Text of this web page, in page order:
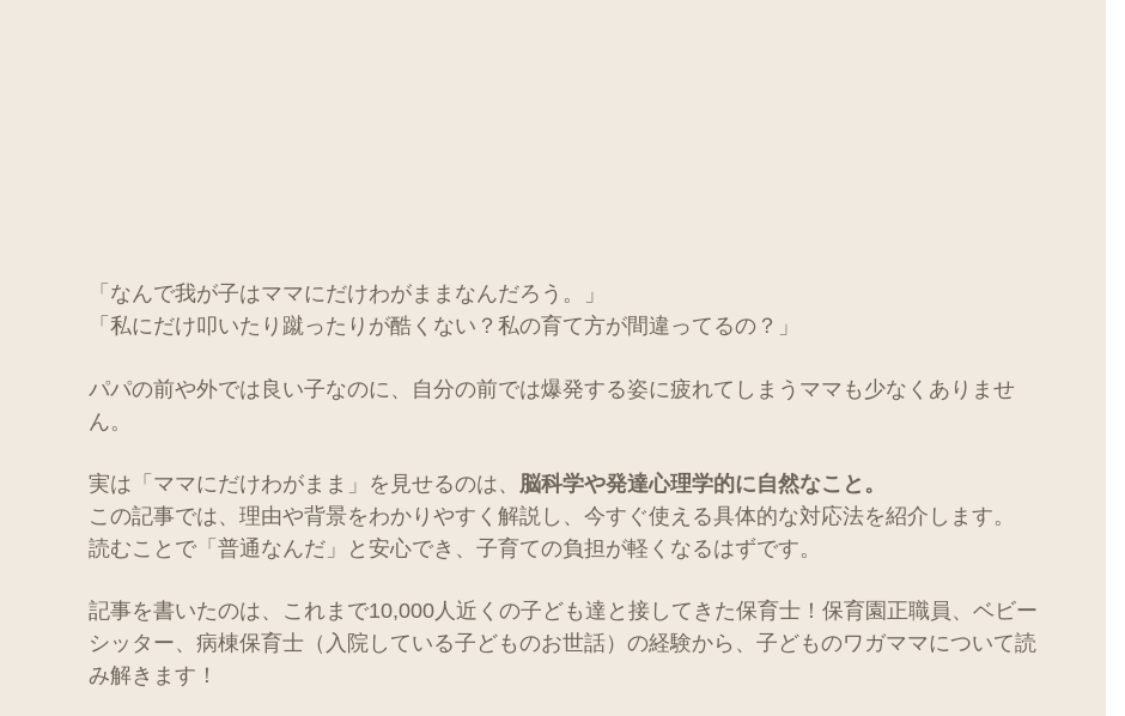
「なんで我が子はママにだけわがままなんだろう。」
「私にだけ叩いたり蹴ったりが酷くない？私の育て方が間違ってるの？」
パパの前や外では良い子なのに、自分の前では爆発する姿に疲れてしまうママも少なくありませ
ん。
実は「ママにだけわがまま」を見せるのは、 脳科学や発達心理学的に自然なこと。
この記事では、理由や背景をわかりやすく解説し、今すぐ使える具体的な対応法を紹介します。
読むことで「普通なんだ」と安心でき、子育ての負担が軽くなるはずです。
記事を書いたのは、これまで10,000人近くの子ども達と接してきた保育士！保育園正職員、ベビー
シッター、病棟保育士（入院している子どものお世話）の経験から、子どものワガママについて読
み解きます！